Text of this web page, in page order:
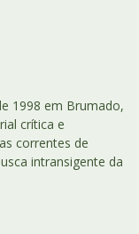
1998 em Brumado,
crítica e
correntes de
intransigente da